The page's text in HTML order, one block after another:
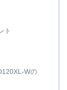
ト
Wの